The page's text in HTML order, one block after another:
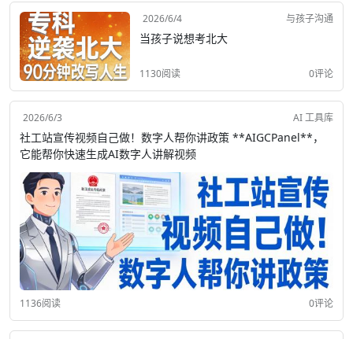
2026/6/4 与孩子沟通
当孩子说想考北大
1130阅读 0评论
2026/6/3 AI 工具库
社工站宣传视频自己做！数字人帮你讲政策 **AIGCPanel**，
它能帮你快速生成AI数字人讲解视频
1136阅读 0评论